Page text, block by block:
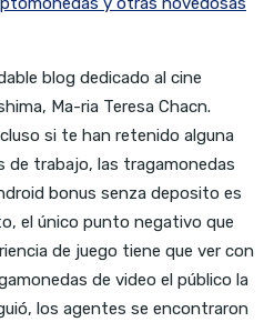
blog dedicado al cine
Ma-ria Teresa Chacn.
si te han retenido alguna
trabajo, las tragamonedas
bonus senza deposito es
el único punto negativo que
de juego tiene que ver con
de video el público la
los agentes se encontraron